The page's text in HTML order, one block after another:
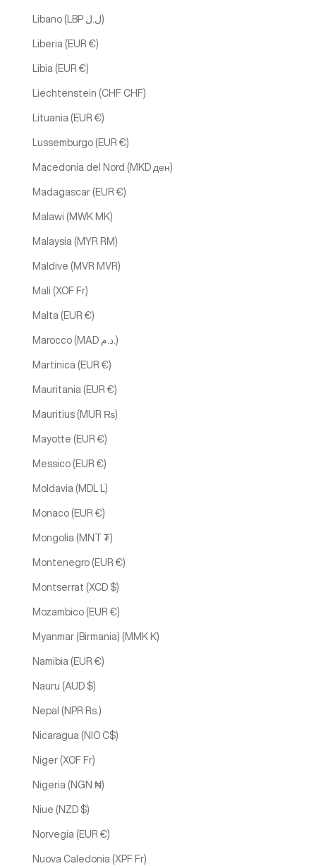
Libano (LBP ل.ل)
Liberia (EUR €)
Libia (EUR €)
Liechtenstein (CHF CHF)
Lituania (EUR €)
Lussemburgo (EUR €)
Macedonia del Nord (MKD ден)
Madagascar (EUR €)
Malawi (MWK MK)
Malaysia (MYR RM)
Maldive (MVR MVR)
Mali (XOF Fr)
Malta (EUR €)
Marocco (MAD د.م.)
Martinica (EUR €)
Mauritania (EUR €)
Mauritius (MUR ₨)
Mayotte (EUR €)
Messico (EUR €)
Moldavia (MDL L)
Monaco (EUR €)
Mongolia (MNT ₮)
Montenegro (EUR €)
Montserrat (XCD $)
Mozambico (EUR €)
Myanmar (Birmania) (MMK K)
Namibia (EUR €)
Nauru (AUD $)
Nepal (NPR Rs.)
Nicaragua (NIO C$)
Niger (XOF Fr)
Nigeria (NGN ₦)
Niue (NZD $)
Norvegia (EUR €)
Nuova Caledonia (XPF Fr)